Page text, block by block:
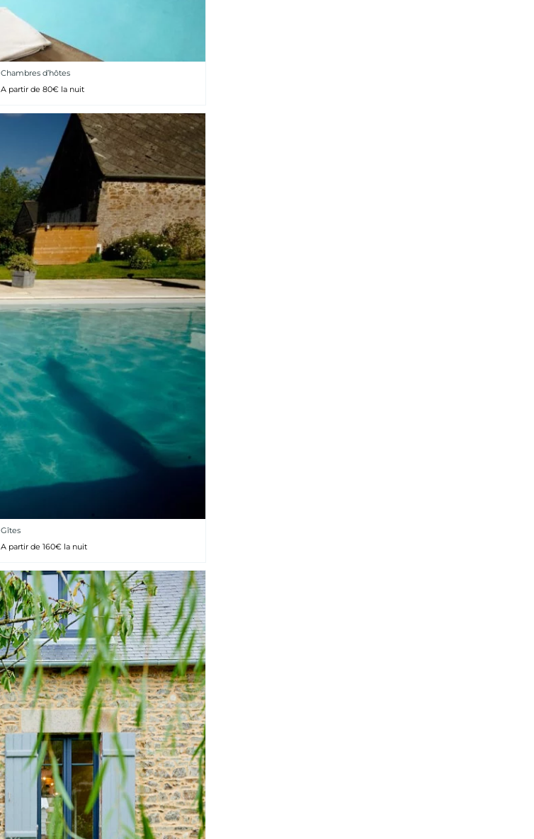
Chambres d’hôtes
A partir de 80€ la nuit
Gîtes
A partir de 160€ la nuit